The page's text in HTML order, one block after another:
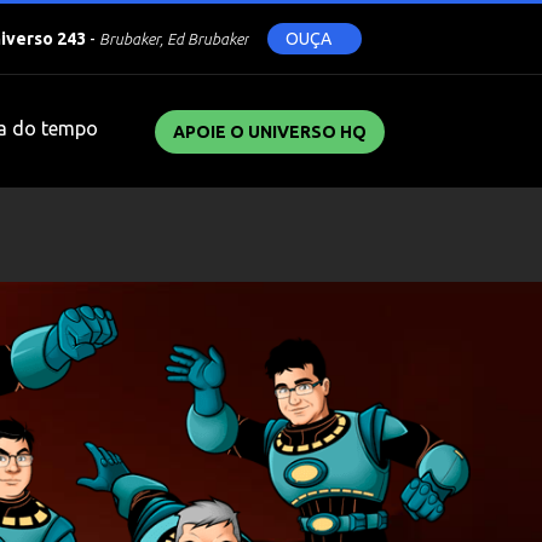
243 - Brubaker, Ed Brubaker OUÇA
do tempo APOIE O UNIVERSO HQ